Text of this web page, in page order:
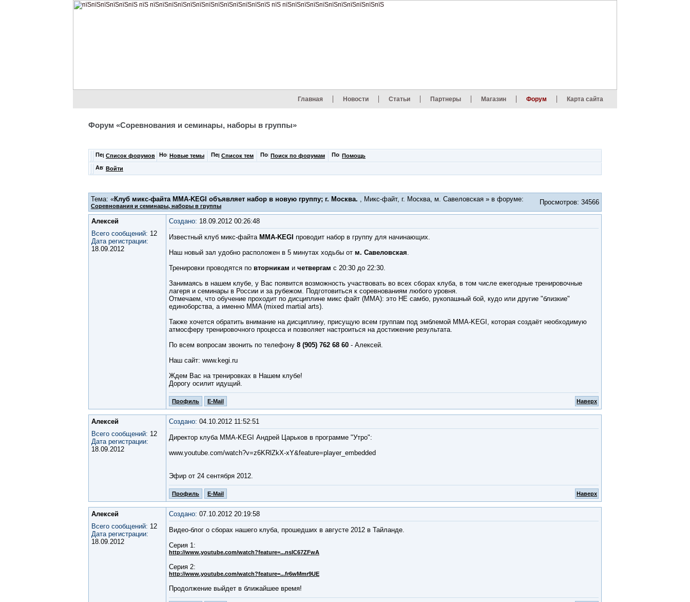
Главная Новости Статьи Партнеры Магазин Форум Карта сайта
Форум «Соревнования и семинары, наборы в группы»
Список форумов Новые темы Список тем Поиск по форумам Помощь
Войти
Тема: «Клуб микс-файта MMA-KEGI объявляет набор в новую группу; г. Москва. , Микс-файт, г. Москва, м. Савеловская » в форуме:
Соревнования и семинары, наборы в группы Просмотров: 34566
Алексей
Всего сообщений: 12
Дата регистрации:
18.09.2012
Создано: 18.09.2012 00:26:48
Известный клуб микс-файта MMA-KEGI проводит набор в группу для начинающих.
Наш новый зал удобно расположен в 5 минутах ходьбы от м. Савеловская.
Тренировки проводятся по вторникам и четвергам с 20:30 до 22:30.
Занимаясь в нашем клубе, у Вас появится возможность участвовать во всех сборах клуба, в том числе ежегодные тренировочные
лагеря и семинары в России и за рубежом. Подготовиться к соревнованиям любого уровня.
Отмечаем, что обучение проходит по дисциплине микс файт (ММА): это НЕ самбо, рукопашный бой, кудо или другие "близкие"
единоборства, а именно MMA (mixed martial arts).
Также хочется обратить внимание на дисциплину, присущую всем группам под эмблемой MMA-KEGI, которая создаёт необходимую
атмосферу тренировочного процесса и позволяет настроиться на достижение результата.
По всем вопросам звонить по телефону 8 (905) 762 68 60 - Алексей.
Наш сайт: www.kegi.ru
Ждем Вас на тренировках в Нашем клубе!
Дорогу осилит идущий.
Профиль E-Mail Наверх
Алексей
Всего сообщений: 12
Дата регистрации:
18.09.2012
Создано: 04.10.2012 11:52:51
Директор клуба MMA-KEGI Андрей Царьков в программе "Утро":
www.youtube.com/watch?v=z6KRlZkX-xY&feature=player_embedded
Эфир от 24 сентября 2012.
Профиль E-Mail Наверх
Алексей
Всего сообщений: 12
Дата регистрации:
18.09.2012
Создано: 07.10.2012 20:19:58
Видео-блог о сборах нашего клуба, прошедших в августе 2012 в Тайланде.
Серия 1:
http://www.youtube.com/watch?feature=...nsIC67ZFwA
Серия 2:
http://www.youtube.com/watch?feature=...fr6wMmr9UE
Продолжение выйдет в ближайшее время!